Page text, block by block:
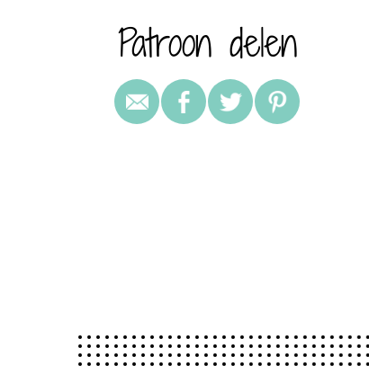
Patroon delen